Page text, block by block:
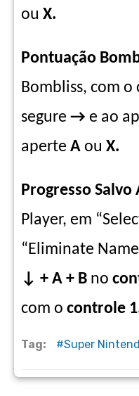
ou X.
Pontuação
Bombliss, com o
segure → e ao
aperte A ou X.
Progresso Salvo
Player, em
“Eliminate
↓ + A + B no
com o controle
Tag: Super